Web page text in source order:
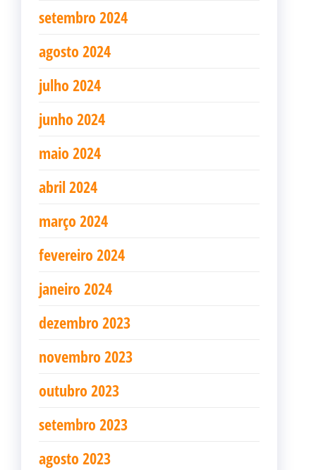
setembro 2024
agosto 2024
julho 2024
junho 2024
maio 2024
abril 2024
março 2024
fevereiro 2024
janeiro 2024
dezembro 2023
novembro 2023
outubro 2023
setembro 2023
agosto 2023